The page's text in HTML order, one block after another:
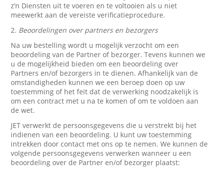
z’n Diensten uit te voeren en te voltooien als u niet
meewerkt aan de vereiste verificatieprocedure.
2. Beoordelingen over partners en bezorgers
Na uw bestelling wordt u mogelijk verzocht om een
beoordeling van de Partner of bezorger. Tevens kunnen we
u de mogelijkheid bieden om een beoordeling over
Partners en/of bezorgers in te dienen. Afhankelijk van de
omstandigheden kunnen we een beroep doen op uw
toestemming of het feit dat de verwerking noodzakelijk is
om een contract met u na te komen of om te voldoen aan
de wet.
JET verwerkt de persoonsgegevens die u verstrekt bij het
indienen van een beoordeling. U kunt uw toestemming
intrekken door contact met ons op te nemen. We kunnen de
volgende persoonsgegevens verwerken wanneer u een
beoordeling over de Partner en/of bezorger plaatst: